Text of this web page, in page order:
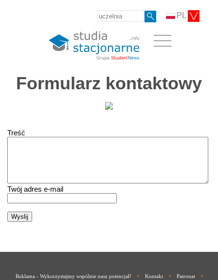
PL
Formularz kontaktowy
Treść
Twój adres e-mail
Reklama - Wykorzystajmy wspólnie nasz potencjał! • Kontakt • Patronat •